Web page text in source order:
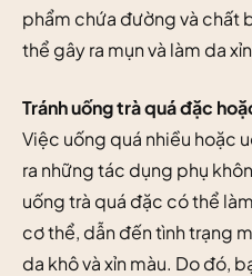
phẩm chứa đường và chất
thể gây ra mụn và làm da
Tránh uống trà quá đặc
Việc uống quá nhiều hoặc
ra những tác dụng phụ
uống trà quá đặc có thể
cơ thể, dẫn đến tình trạng
da khô và xỉn màu. Do đó,